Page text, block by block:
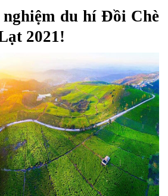
du hí Đồi Chè
2021!